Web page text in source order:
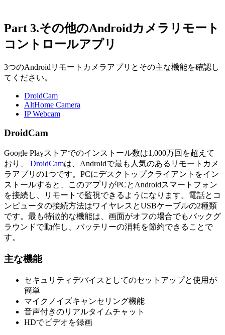
Part 3.その他のAndroidカメラリモート
コントロールアプリ
3つのAndroid リモートカメラアプリとその主な機能を確認し
てください。
DroidCam
AltHome Camera
IP Webcam
DroidCam
Google Playストアでのインストール数は1,000万回を超えて
おり、 DroidCamは、Androidで最も人気のあるリモートカメ
ラアプリの1つです。PCにデスクトップクライアントをイン
ストールすると、このアプリがPCとAndroidスマートフォン
を接続し、リモートで監視できるようになります。電話とコ
ンピュータの接続方法はワイヤレスとUSBケーブルの2種類
です。最も特徴的な機能は、画面がオフの場合でもバックグ
ラウンドで動作し、バッテリーの消耗を節約できることで
す。
主な機能
セキュリティデバイスとしてのセットアップと使用が
簡単
マイクノイズキャンセリング機能
音声付きのリアルタイムチャット
HDでビデオを録画